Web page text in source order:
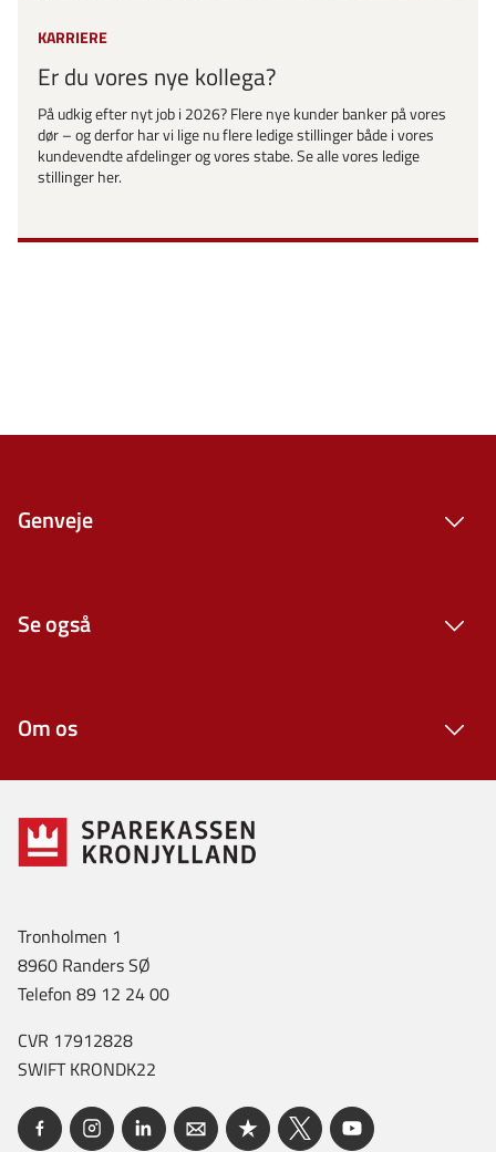
KARRIERE
Er du vores nye kollega?
På udkig efter nyt job i 2026? Flere nye kunder banker på vores
dør – og derfor har vi lige nu flere ledige stillinger både i vores
kundevendte afdelinger og vores stabe. Se alle vores ledige
stillinger her.
Genveje
Se også
Om os
Tronholmen 1
8960 Randers SØ
Telefon 89 12 24 00
CVR 17912828
SWIFT KRONDK22